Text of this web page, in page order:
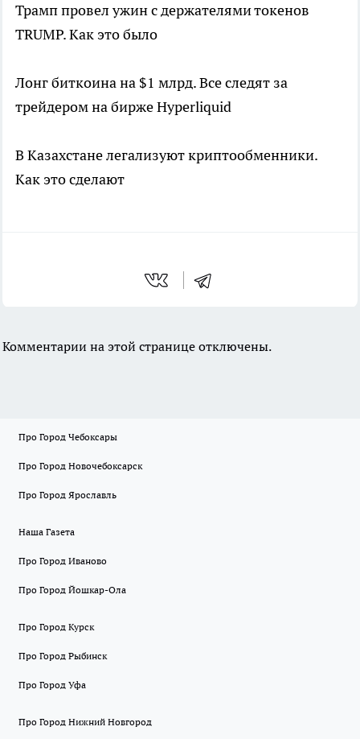
Трамп провел ужин с держателями токенов
TRUMP. Как это было
Лонг биткоина на $1 млрд. Все следят за
трейдером на бирже Hyperliquid
В Казахстане легализуют криптообменники.
Как это сделают
Комментарии на этой странице отключены.
Про Город Чебоксары
Про Город Новочебоксарск
Про Город Ярославль
Наша Газета
Про Город Иваново
Про Город Йошкар-Ола
Про Город Курск
Про Город Рыбинск
Про Город Уфа
Про Город Нижний Новгород